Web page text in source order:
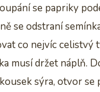
se papriky
se odstraní
co nejvíc celistvý
musí držet náplň.
sýra, otvor se